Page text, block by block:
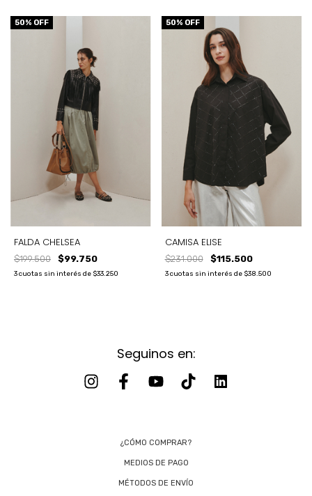
50% OFF
FALDA CHELSEA
$199.500 $99.750
3cuotas sin interés de $33.250
50% OFF
CAMISA ELISE
$231.000 $115.500
3 cuotas sin interés de $38.500
Seguinos en:
¿CÓMO COMPRAR?
MEDIOS DE PAGO
MÉTODOS DE ENVÍO